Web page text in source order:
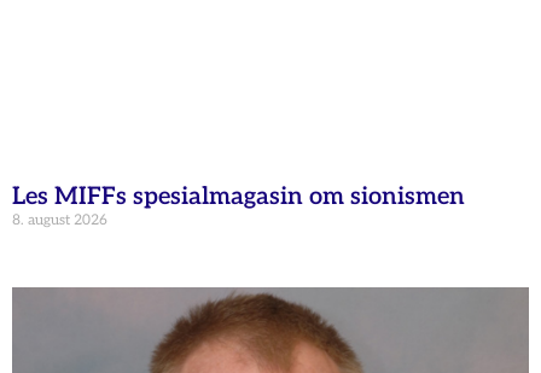
Les MIFFs spesialmagasin om sionismen
8. august 2026